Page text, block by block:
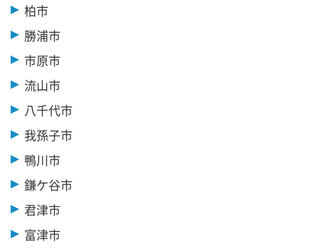
柏市
勝浦市
市原市
流山市
八千代市
我孫子市
鴨川市
鎌ケ谷市
君津市
富津市